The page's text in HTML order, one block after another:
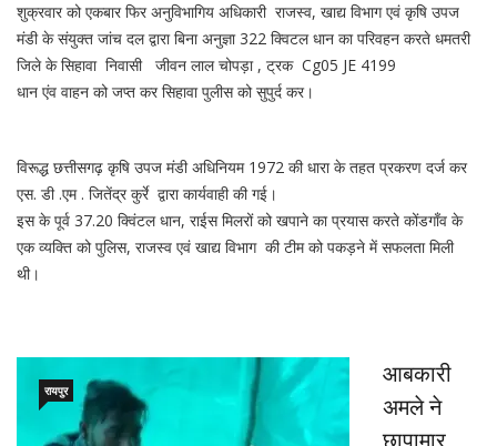
शुक्रवार को एकबार फिर अनुविभागिय अधिकारी राजस्व, खाद्य विभाग एवं कृषि उपज
मंडी के संयुक्त जांच दल द्वारा बिना अनुज्ञा 322 क्विटल धान का परिवहन करते धमतरी
जिले के सिहावा निवासी जीवन लाल चोपड़ा , ट्रक Cg05 JE 4199
धान एंव वाहन को जप्त कर सिहावा पुलीस को सुपुर्द कर।
विरूद्ध छत्तीसगढ़ कृषि उपज मंडी अधिनियम 1972 की धारा के तहत प्रकरण दर्ज कर
एस. डी .एम . जितेंद्र कुर्रे द्वारा कार्यवाही की गई।
इस के पूर्व 37.20 क्विंटल धान, राईस मिलरों को खपाने का प्रयास करते कोंडगाँव के
एक व्यक्ति को पुलिस, राजस्व एवं खाद्य विभाग की टीम को पकड़ने में सफलता मिली
थी।
रायपुर
आबकारी
अमले ने
छापामार